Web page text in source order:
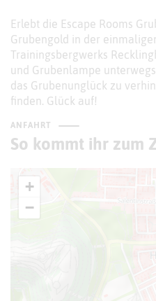
Erlebt die Escape Rooms
Grubengold in der
Trainingsbergwerks
und Grubenlampe
das Grubenunglück zu
finden. Glück auf!
ANFAHRT
So kommt ihr zum
+
−